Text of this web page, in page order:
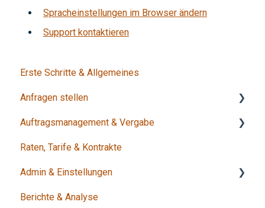
Spracheinstellungen im Browser ändern
Support kontaktieren
Erste Schritte & Allgemeines
Anfragen stellen
Anfragen erstellen
Manage Requests
Auftragsmanagement & Vergabe
Entscheidung & Vergabe
Status & Abschluss
Raten, Tarife & Kontrakte
Admin & Einstellungen
Benutzer & Sicherheit
Berichte & Analyse